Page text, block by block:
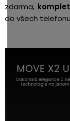
zdarma,
do všech